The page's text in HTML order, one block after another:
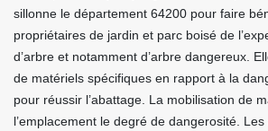
sillonne le département 64200 pour faire
propriétaires de jardin et parc boisé de
d’arbre et notamment d’arbre dangereux.
de matériels spécifiques en rapport à la
pour réussir l’abattage. La mobilisation de
l’emplacement le degré de dangerosité.